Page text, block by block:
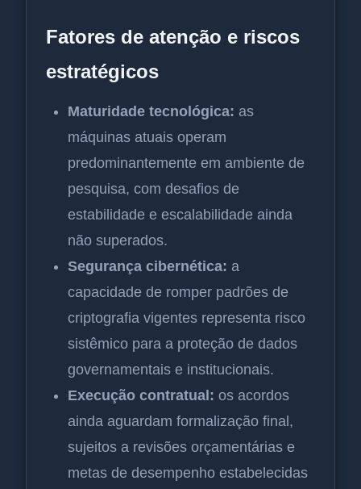
Fatores de atenção e riscos
estratégicos
Maturidade tecnológica: as
máquinas atuais operam
predominantemente em ambiente de
pesquisa, com desafios de
estabilidade e escalabilidade ainda
não superados.
Segurança cibernética: a
capacidade de romper padrões de
criptografia vigentes representa risco
sistêmico para a proteção de dados
governamentais e institucionais.
Execução contratual: os acordos
ainda aguardam formalização final,
sujeitos a revisões orçamentárias e
metas de desempenho estabelecidas